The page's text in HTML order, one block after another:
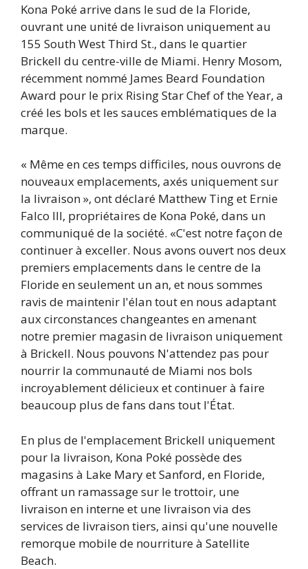
Kona Poké arrive dans le sud de la Floride,
ouvrant une unité de livraison uniquement au
155 South West Third St., dans le quartier
Brickell du centre-ville de Miami. Henry Mosom,
récemment nommé James Beard Foundation
Award pour le prix Rising Star Chef of the Year, a
créé les bols et les sauces emblématiques de la
marque.
« Même en ces temps difficiles, nous ouvrons de
nouveaux emplacements, axés uniquement sur
la livraison », ont déclaré Matthew Ting et Ernie
Falco III, propriétaires de Kona Poké, dans un
communiqué de la société. «C'est notre façon de
continuer à exceller. Nous avons ouvert nos deux
premiers emplacements dans le centre de la
Floride en seulement un an, et nous sommes
ravis de maintenir l'élan tout en nous adaptant
aux circonstances changeantes en amenant
notre premier magasin de livraison uniquement
à Brickell. Nous pouvons N'attendez pas pour
nourrir la communauté de Miami nos bols
incroyablement délicieux et continuer à faire
beaucoup plus de fans dans tout l'État.
En plus de l'emplacement Brickell uniquement
pour la livraison, Kona Poké possède des
magasins à Lake Mary et Sanford, en Floride,
offrant un ramassage sur le trottoir, une
livraison en interne et une livraison via des
services de livraison tiers, ainsi qu'une nouvelle
remorque mobile de nourriture à Satellite
Beach.